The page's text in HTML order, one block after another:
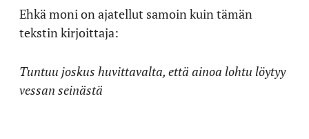
Ehkä moni on ajatellut samoin kuin tämän
tekstin kirjoittaja:
Tuntuu joskus huvittavalta, että ainoa lohtu löytyy
vessan seinästä